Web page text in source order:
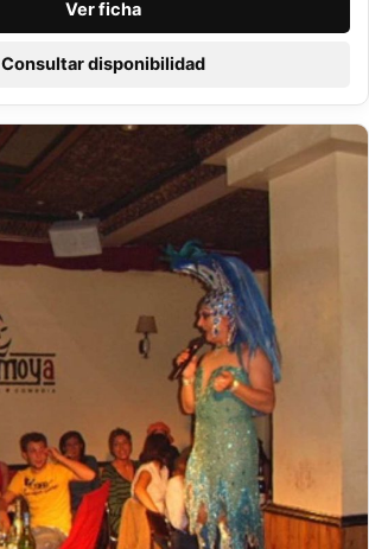
Ver ficha
Consultar disponibilidad